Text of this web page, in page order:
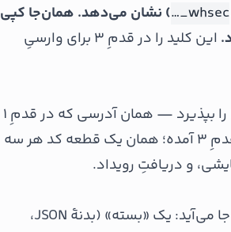
whsec_…
) نشان می‌دهد. همان‌جا کپی
این کلید را در قدمِ ۳ برای وارسیِ
روی سرورِ خودتان یک آدرس بسازید که درخواستِ POST را بپذیرد — همان آدرسی که در قدمِ ۱
وارد کردید. نمونهٔ کاملِ کد (Node.js، Python، PHP) در قدمِ ۳ آمده؛ همان یک قطعه کد هر سه
و دریافتِ رویداد.
وقتی وردست به سرورِ شما POST می‌زند، اطلاعات در دو جا می‌آید: یک «بسته» (بدنهٔ JSON،